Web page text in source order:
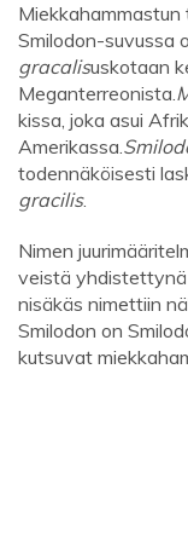
Miekkahammastun
Smilodon-suvussa
gracalisuskotaan
Meganterreonista.
kissa, joka asui
Amerikassa.
todennäköisesti
gracilis.
Nimen
veistä yhdistettynä
nisäkäs nimettiin
Smilodon on
kutsuvat